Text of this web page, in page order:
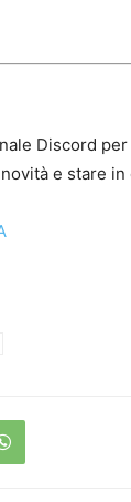
Discord
e stare in